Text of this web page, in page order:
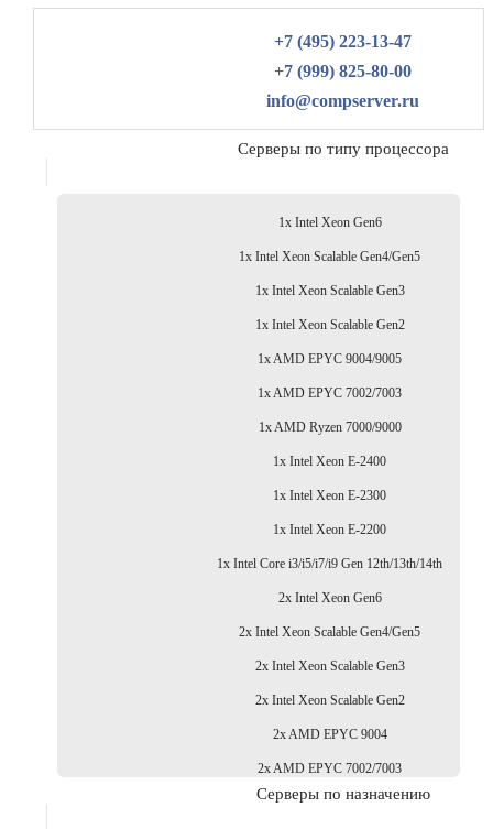
+7 (495) 223-13-47
+7 (999) 825-80-00
info@compserver.ru
Серверы по типу процессора
1x Intel Xeon Gen6
1x Intel Xeon Scalable Gen4/Gen5
1x Intel Xeon Scalable Gen3
1x Intel Xeon Scalable Gen2
1x AMD EPYC 9004/9005
1x AMD EPYC 7002/7003
1x AMD Ryzen 7000/9000
1x Intel Xeon E-2400
1x Intel Xeon E-2300
1x Intel Xeon E-2200
1x Intel Core i3/i5/i7/i9 Gen 12th/13th/14th
2x Intel Xeon Gen6
2x Intel Xeon Scalable Gen4/Gen5
2x Intel Xeon Scalable Gen3
2x Intel Xeon Scalable Gen2
2x AMD EPYC 9004
2x AMD EPYC 7002/7003
Серверы по назначению